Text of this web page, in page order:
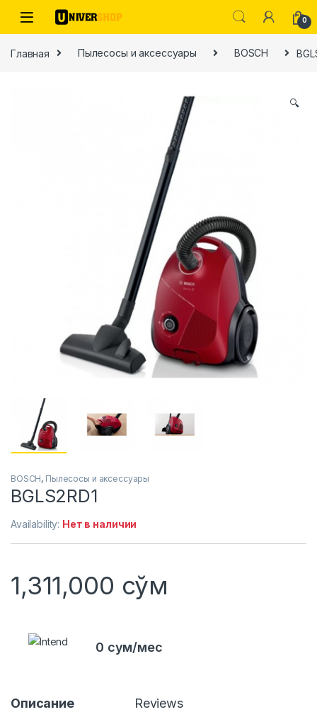
Skip to navigation
Skip to content
0
Главная Пылесосы и аксессуары BOSCH
🔍
BOSCH, Пылесосы и аксессуары
BGLS2RD1
Availability: Нет в наличии
1,311,000 сўм
0 сум/мес
Описание Reviews